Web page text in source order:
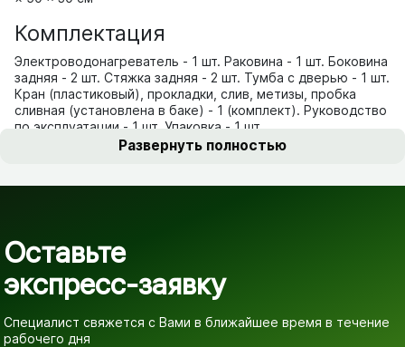
Комплектация
Электроводонагреватель - 1 шт. Раковина - 1 шт. Боковина
задняя - 2 шт. Стяжка задняя - 2 шт. Тумба с дверью - 1 шт.
Кран (пластиковый), прокладки, слив, метизы, пробка
сливная (установлена в баке) - 1 (комплект). Руководство
по эксплуатации - 1 шт. Упаковка - 1 шт.
Развернуть полностью
Оставьте
экспресс-заявку
Специалист свяжется с Вами в ближайшее время в течение
рабочего дня